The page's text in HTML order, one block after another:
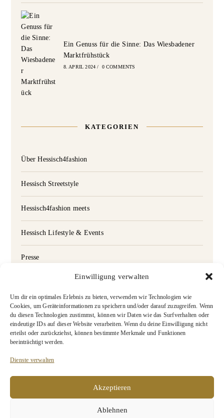
Einwilligung verwalten
Um dir ein optimales Erlebnis zu bieten, verwenden wir Technologien wie
Cookies, um Geräteinformationen zu speichern und/oder darauf zuzugreifen. Wenn
du diesen Technologien zustimmst, können wir Daten wie das Surfverhalten oder
eindeutige IDs auf dieser Website verarbeiten. Wenn du deine Einwilligung nicht
erteilst oder zurückziehst, können bestimmte Merkmale und Funktionen
beeinträchtigt werden.
Dienste verwalten
Akzeptieren
Ablehnen
Ein Genuss für die Sinne: Das Wiesbadener
Marktfrühstück
8. APRIL 2024 / 0 COMMENTS
KATEGORIEN
Über Hessisch4fashion
Hessisch Streetstyle
Hessisch4fashion meets
Hessisch Lifestyle & Events
Presse
Die Nutzung der Bilder von diesem Blog dürfen ausschließlich
mit dem Verweis aufcredits by Hessisch4fashionerfolgen.